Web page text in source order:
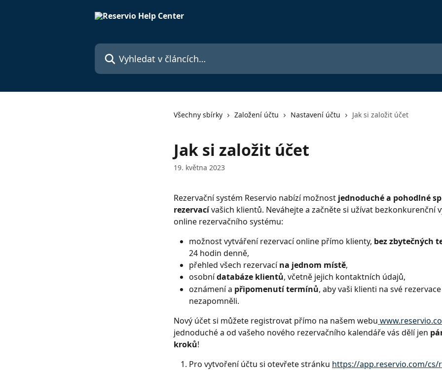
Vyhledat v článcích…
Všechny sbírky Založení účtu Nastavení účtu Jak si založit účet
Jak si založit účet
19. května 2023
Rezervační systém Reservio nabízí možnost jednoduché a pohodlné
rezervací vašich klientů. Neváhejte a začněte si užívat bezkonkurenční
online rezervačního systému:
možnost vytváření rezervací online přímo klienty, bez zbytečných
24 hodin denně,
přehled všech rezervací na jednom místě,
osobní databáze klientů, včetně jejich kontaktních údajů,
oznámení a připomenutí termínů, aby vaši klienti na své
nezapomněli.
Nový účet si můžete registrovat přímo na našem webu
jednoduché a od vašeho nového rezervačního kalendáře vás dělí jen
kroků!
Pro vytvoření účtu si otevřete stránku https://app.reservio.com/cs/